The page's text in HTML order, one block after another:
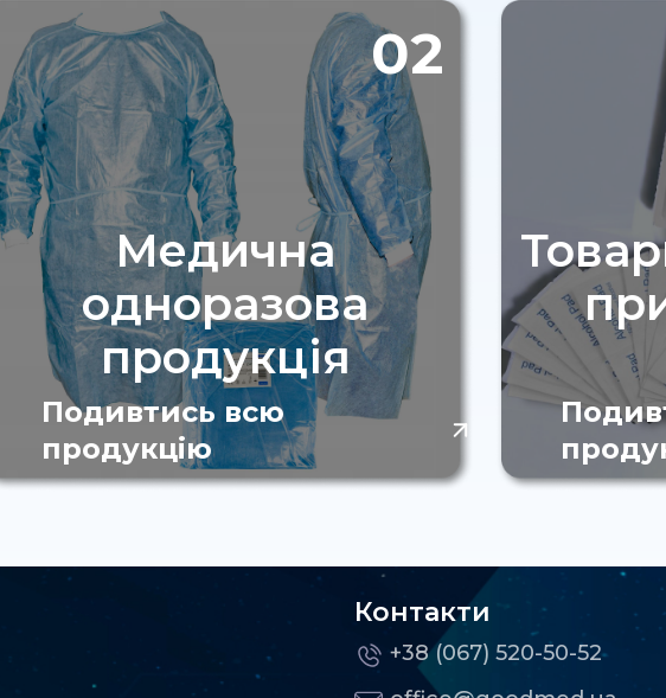
02
Медична
одноразова
продукція
Подивтись всю
продукцію
Контакти
+38 (067) 520-50-52